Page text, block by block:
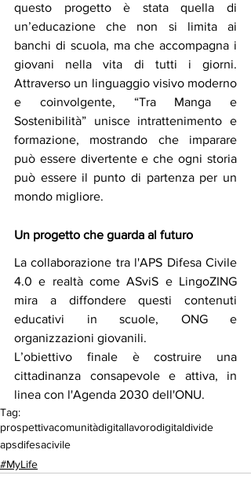
questo progetto è stata quella di
un’educazione che non si limita ai
banchi di scuola, ma che accompagna i
giovani nella vita di tutti i giorni.
Attraverso un linguaggio visivo moderno
e coinvolgente, “Tra Manga e
Sostenibilità” unisce intrattenimento e
formazione, mostrando che imparare
può essere divertente e che ogni storia
può essere il punto di partenza per un
mondo migliore.
Un progetto che guarda al futuro
La collaborazione tra l'APS Difesa Civile
4.0 e realtà come ASviS e LingoZING
mira a diffondere questi contenuti
educativi in scuole, ONG e
organizzazioni giovanili.
L’obiettivo finale è costruire una
cittadinanza consapevole e attiva, in
linea con l'Agenda 2030 dell'ONU.
Tag:
prospettivacomunitàdigitallavorodigitaldivide
apsdifesacivile
#MyLife